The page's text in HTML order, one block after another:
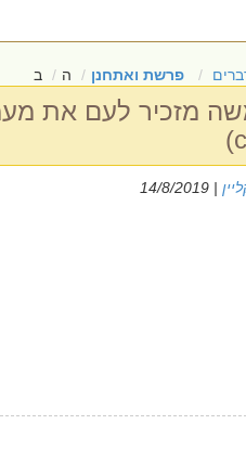
פרשת ואתחנן ה ב
מזכיר לעם את
| 14/8/2019